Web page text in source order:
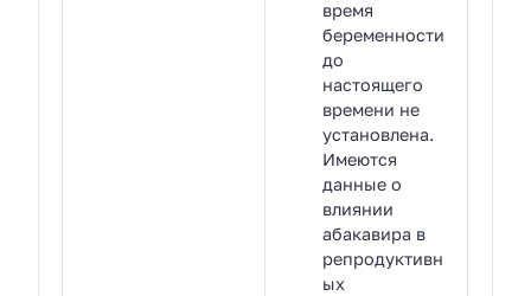
время
беременности
до
настоящего
времени не
установлена.
Имеются
данные о
влиянии
абакавира в
репродуктивн
ых